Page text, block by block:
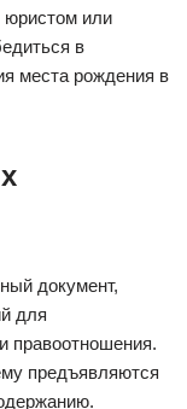
юристом или
в
места рождения в
документ,
для
правоотношения.
предъявляются